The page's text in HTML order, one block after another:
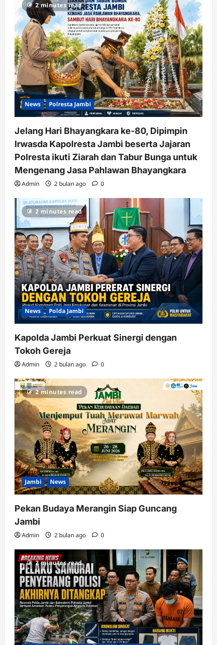
2 minutes read
News Polresta Jambi
Jelang Hari Bhayangkara ke-80, Dipimpin
Irwasda Kapolresta Jambi beserta Jajaran
Polresta ikuti Ziarah dan Tabur Bunga untuk
Mengenang Jasa Pahlawan Bhayangkara
Admin 2 bulan ago 0
2 minutes read
News Polda Jambi
Kapolda Jambi Perkuat Sinergi dengan
Tokoh Gereja
Admin 2 bulan ago 0
2 minutes read
Jambi News
Pekan Budaya Merangin Siap Guncang
Jambi
Admin 2 bulan ago 0
2 minutes read